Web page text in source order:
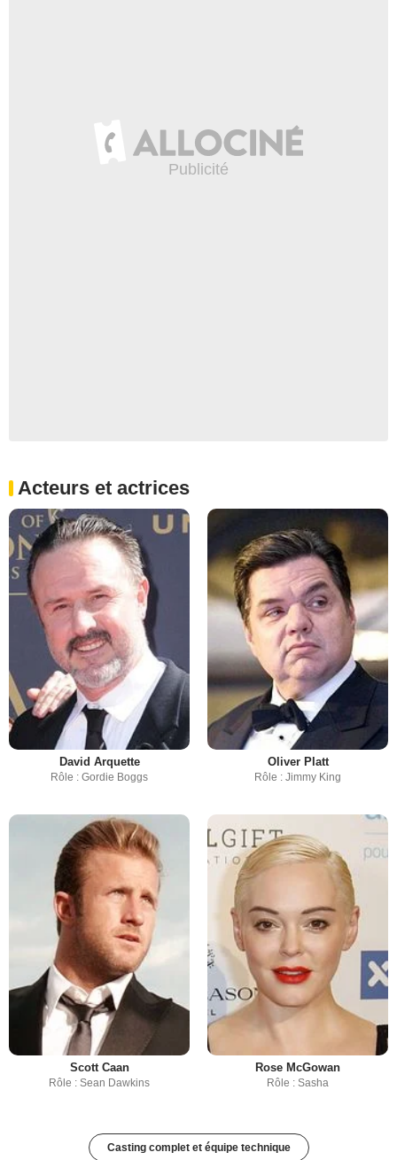
Acteurs et actrices
David Arquette
Rôle : Gordie Boggs
Oliver Platt
Rôle : Jimmy King
Scott Caan
Rôle : Sean Dawkins
Rose McGowan
Rôle : Sasha
Casting complet et équipe technique